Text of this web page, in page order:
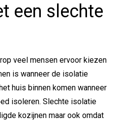
een slechte
veel mensen ervoor kiezen
is wanneer de isolatie
huis binnen komen wanneer
isoleren. Slechte isolatie
kozijnen maar ook omdat